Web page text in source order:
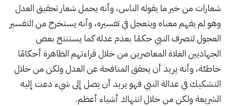
شعارات من خير ما يقوله الناس، وأنه يحمل شعار تحقيق العدل
وهو لم يفهم معناه ويتعجل في تفسيره، وأنه يستخرج من التفسير
العجول لتصرف النبي حكمًا بعدم عدله كما يستنتج بعض
الجهاديين الغلاة المعاصرين من خلال قراءتهم الظاهرة أحكامًا
خاطئة، وأنه يريد أن يحقق المنافحة عن العدل ولكن من خلال
التشكيك في عدالة النبي فهو يريد أن يصل إلى شيء دعت إليه
الشريعة ولكن من خلال انتهاك أشياء أعظم.